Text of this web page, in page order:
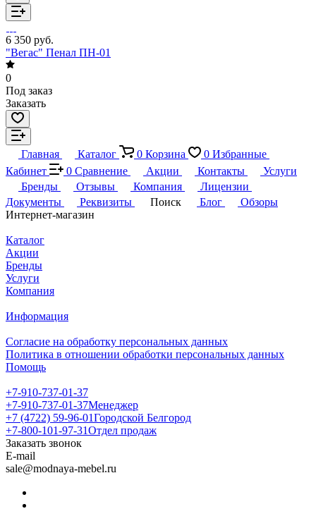
6 350 руб.
"Вегас" Пенал ПН-01
0
Под заказ
Заказать
Главная Каталог 0 Корзина 0 Избранные
Кабинет
0 Сравнение Акции Контакты
Услуги
Бренды
Отзывы Компания
Лицензии
Документы
Реквизиты Поиск Блог
Обзоры
Интернет-магазин
Каталог
Акции
Бренды
Услуги
Компания
Информация
Согласие на обработку персональных данных
Политика в отношении обработки персональных данных
Помощь
+7-910-737-01-37
+7-910-737-01-37Менеджер
+7 (4722) 59-96-01Городской Белгород
+7-800-101-97-31Отдел продаж
Заказать звонок
E-mail
sale@modnaya-mebel.ru